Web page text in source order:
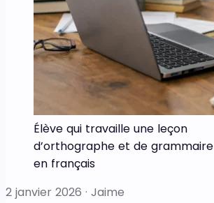
Élève qui travaille une leçon
d’orthographe et de grammaire
en français
2 janvier 2026 · Jaime